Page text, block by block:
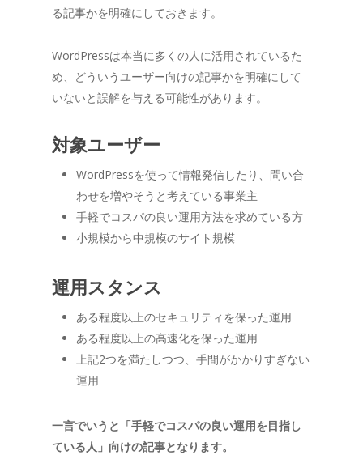
る記事かを明確にしておきます。
WordPressは本当に多くの人に活用されているた
め、どういうユーザー向けの記事かを明確にして
いないと誤解を与える可能性があります。
対象ユーザー
WordPressを使って情報発信したり、問い合
わせを増やそうと考えている事業主
手軽でコスパの良い運用方法を求めている方
小規模から中規模のサイト規模
運用スタンス
ある程度以上のセキュリティを保った運用
ある程度以上の高速化を保った運用
上記2つを満たしつつ、手間がかかりすぎない
運用
一言でいうと「手軽でコスパの良い運用を目指し
ている人」向けの記事となります。